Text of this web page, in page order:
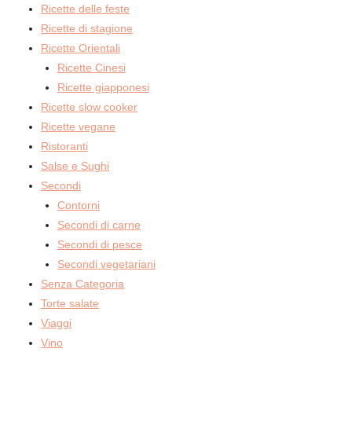
Ricette delle feste
Ricette di stagione
Ricette Orientali
Ricette Cinesi
Ricette giapponesi
Ricette slow cooker
Ricette vegane
Ristoranti
Salse e Sughi
Secondi
Contorni
Secondi di carne
Secondi di pesce
Secondi vegetariani
Senza Categoria
Torte salate
Viaggi
Vino